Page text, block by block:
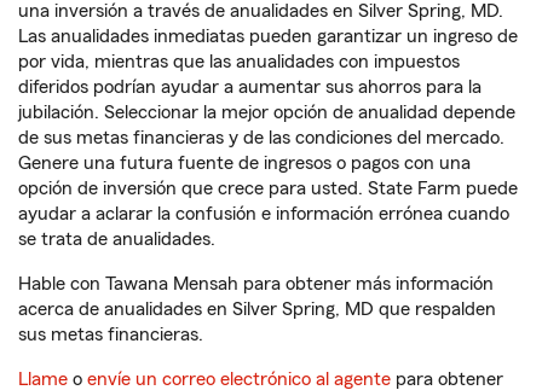
una inversión a través de anualidades en Silver Spring, MD.
Las anualidades inmediatas pueden garantizar un ingreso de
por vida, mientras que las anualidades con impuestos
diferidos podrían ayudar a aumentar sus ahorros para la
jubilación. Seleccionar la mejor opción de anualidad depende
de sus metas financieras y de las condiciones del mercado.
Genere una futura fuente de ingresos o pagos con una
opción de inversión que crece para usted. State Farm puede
ayudar a aclarar la confusión e información errónea cuando
se trata de anualidades.
Hable con Tawana Mensah para obtener más información
acerca de anualidades en Silver Spring, MD que respalden
sus metas financieras.
Llame o envíe un correo electrónico al agente para obtener